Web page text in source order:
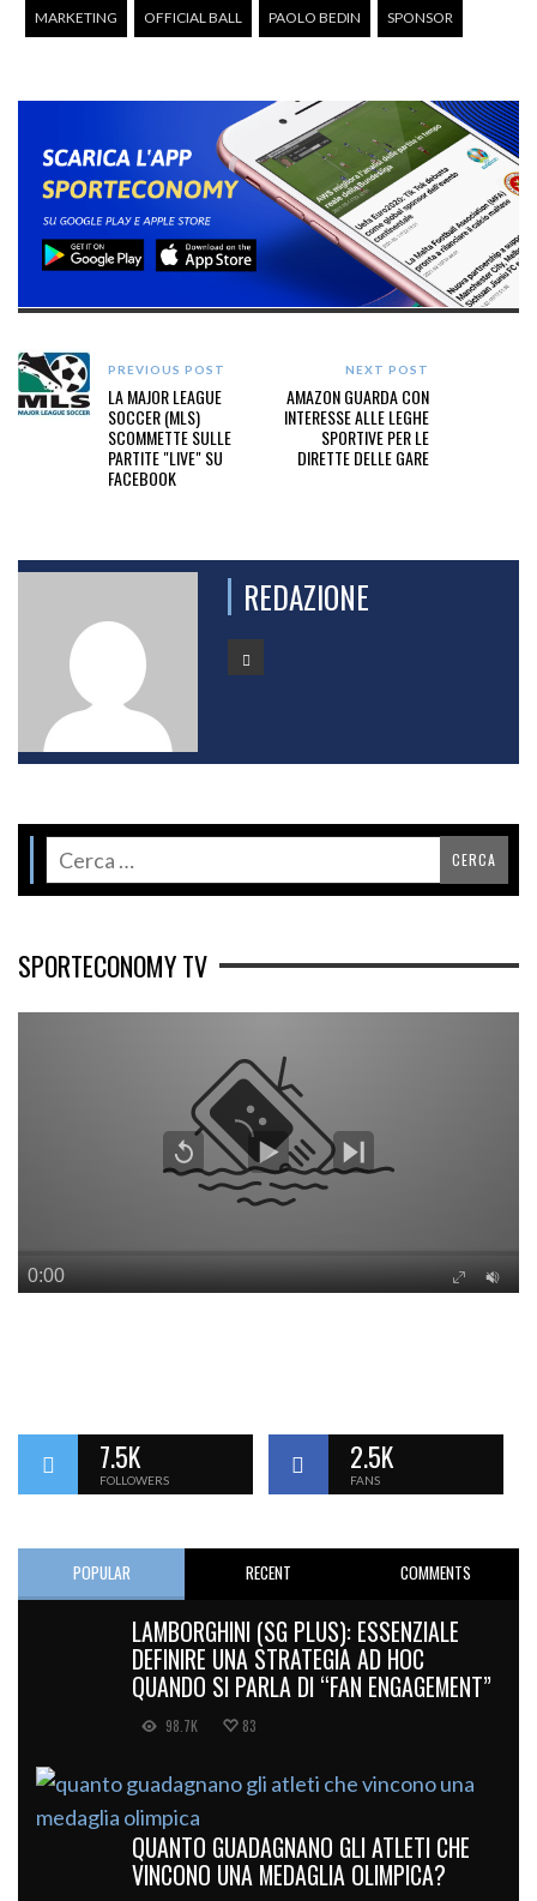
MARKETING OFFICIAL BALL PAOLO BEDIN SPONSOR
PREVIOUS POST
LA MAJOR LEAGUE
SOCCER (MLS)
SCOMMETTE SULLE
PARTITE "LIVE" SU
FACEBOOK
NEXT POST
AMAZON GUARDA CON
INTERESSE ALLE LEGHE
SPORTIVE PER LE
DIRETTE DELLE GARE
REDAZIONE
SPORTECONOMY TV
7.5K
FOLLOWERS
2.5K
FANS
POPULAR RECENT COMMENTS
LAMBORGHINI (SG PLUS): ESSENZIALE
DEFINIRE UNA STRATEGIA AD HOC
QUANDO SI PARLA DI “FAN ENGAGEMENT”
98.7K 83
QUANTO GUADAGNANO GLI ATLETI CHE
VINCONO UNA MEDAGLIA OLIMPICA?